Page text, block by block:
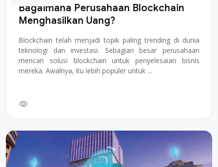
Bagaimana Perusahaan Blockchain
Menghasilkan Uang?
Blockchain telah menjadi topik paling trending di dunia
teknologi dan investasi. Sebagian besar perusahaan
mencari solusi blockchain untuk penyelesaian bisnis
mereka. Awalnya, itu lebih populer untuk ...